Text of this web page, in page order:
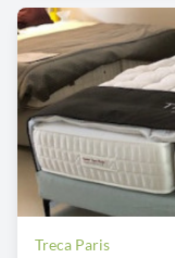
Treca Paris